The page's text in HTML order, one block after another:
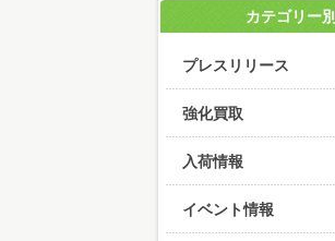
カテゴリー別
プレスリリース
強化買取
入荷情報
イベント情報